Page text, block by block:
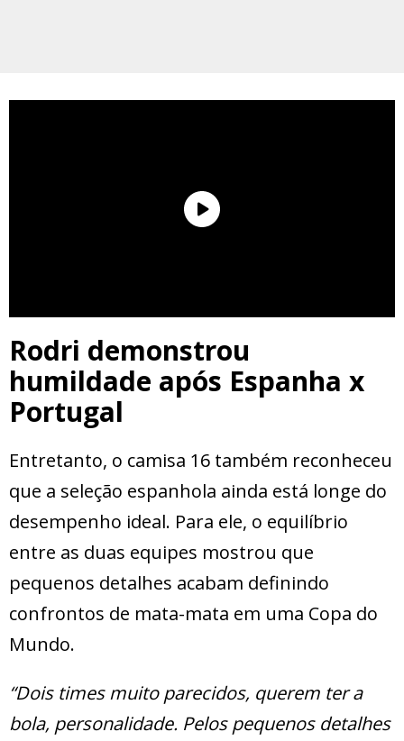
Rodri demonstrou
humildade após Espanha x
Portugal
Entretanto, o camisa 16 também reconheceu
que a seleção espanhola ainda está longe do
desempenho ideal. Para ele, o equilíbrio
entre as duas equipes mostrou que
pequenos detalhes acabam definindo
confrontos de mata-mata em uma Copa do
Mundo.
“Dois times muito parecidos, querem ter a
bola, personalidade. Pelos pequenos detalhes